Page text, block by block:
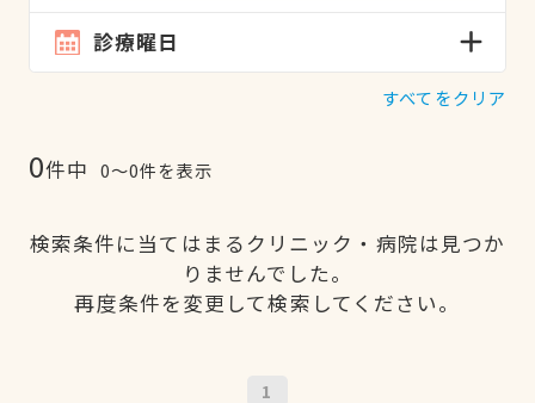
診療曜日
すべてをクリア
0件中 0〜0件を表示
検索条件に当てはまるクリニック・病院は見つか
りませんでした。
再度条件を変更して検索してください。
1